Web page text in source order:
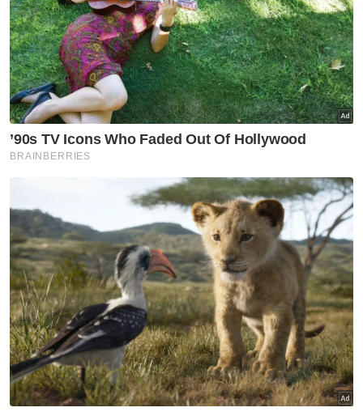
“Pencapaian ini turut mempromosikan
elemen pelancongan mesra Muslim secara
tidak langsung membolehkan Malaysia terus
kekal dikenali sebagai salah satu hab
pelancongan di peringkat antarabangsa,”
katanya.
Muat turun aplikasi Sinar Harian.
Irmohizam
Hospitaliti Dan Pelancongan Terbaik
Artikel Disyorkan